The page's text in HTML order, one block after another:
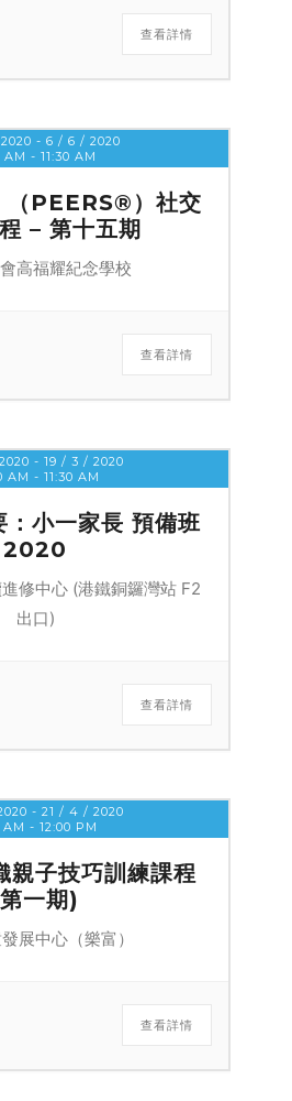
查看詳情
- 6 / 6 / 2020
AM - 11:30 AM
（PEERS®）社交
– 第十五期
高福耀紀念學校
查看詳情
- 19 / 3 / 2020
AM - 11:30 AM
：小一家長 預備班
2020
修中心 (港鐵銅鑼灣站 F2
出口)
查看詳情
- 21 / 4 / 2020
AM - 12:00 PM
親子技巧訓練課程
一期)
展中心（樂富）
查看詳情